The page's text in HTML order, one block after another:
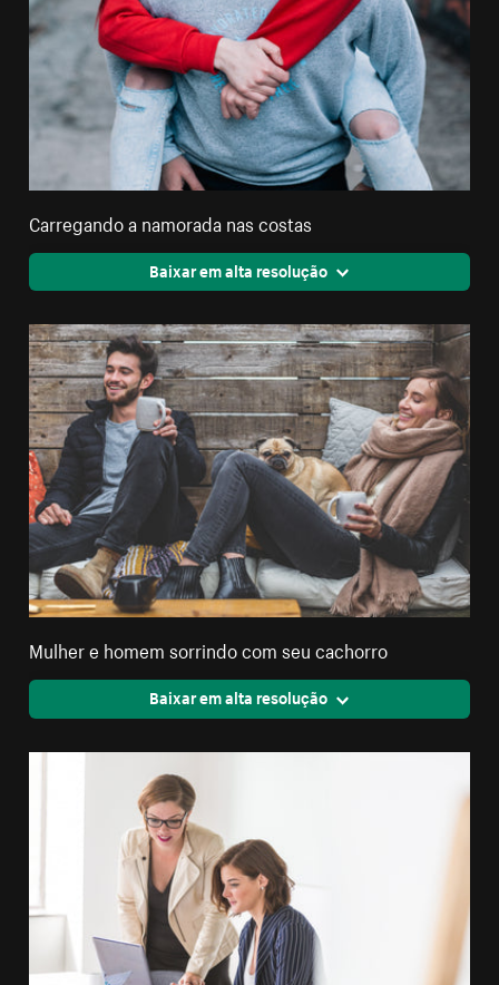
Carregando a namorada nas costas
Baixar em alta resolução
Mulher e homem sorrindo com seu cachorro
Baixar em alta resolução